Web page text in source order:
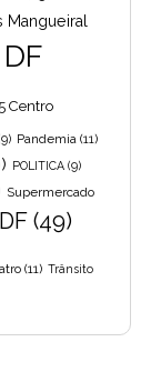
Mangueiral
Centro
Pandemia (11)
POLITICA (9)
Supermercado
(49)
(11) Trânsito